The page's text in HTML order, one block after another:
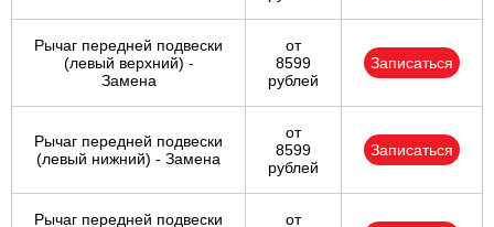
Рычаг передней подвески
(левый верхний) -
Замена
от
8599
рублей
Записаться
Рычаг передней подвески
(левый нижний) - Замена
от
8599
рублей
Записаться
Рычаг передней подвески
от